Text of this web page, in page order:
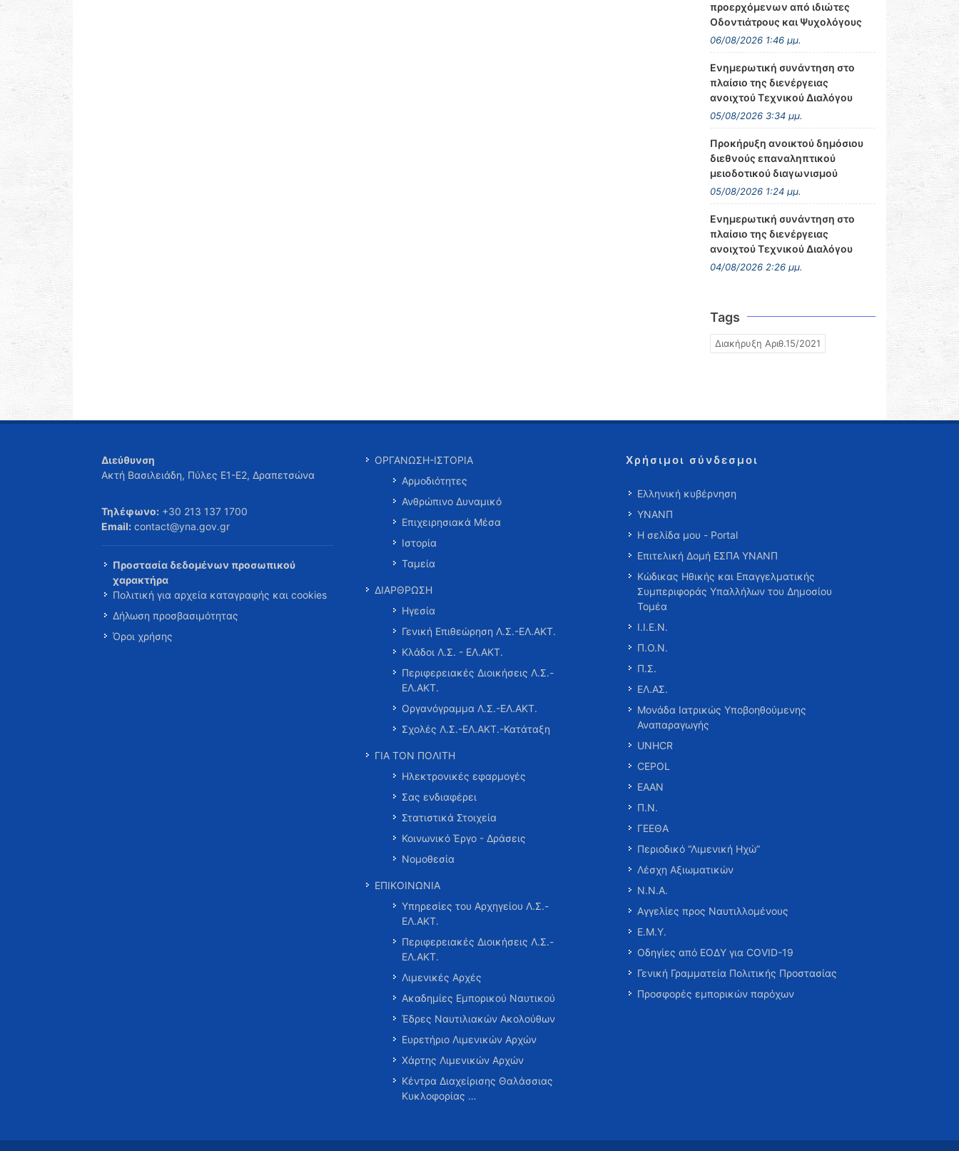
προερχόμενων από ιδιώτες
Οδοντιάτρους και Ψυχολόγους
06/08/2026 1:46 μμ.
Ενημερωτική συνάντηση στο
πλαίσιο της διενέργειας
ανοιχτού Τεχνικού Διαλόγου
05/08/2026 3:34 μμ.
Προκήρυξη ανοικτού δημόσιου
διεθνούς επαναληπτικού
μειοδοτικού διαγωνισμού
05/08/2026 1:24 μμ.
Ενημερωτική συνάντηση στο
πλαίσιο της διενέργειας
ανοιχτού Τεχνικού Διαλόγου
04/08/2026 2:26 μμ.
Tags
Διακήρυξη Αριθ.15/2021
Διεύθυνση
Ακτή Βασιλειάδη, Πύλες Ε1-Ε2, Δραπετσώνα
Τηλέφωνο: +30 213 137 1700
Email: contact@yna.gov.gr
Προστασία δεδομένων προσωπικού
χαρακτήρα
Πολιτική για αρχεία καταγραφής και cookies
Δήλωση προσβασιμότητας
Όροι χρήσης
ΟΡΓΑΝΩΣΗ-ΙΣΤΟΡΙΑ
Αρμοδιότητες
Ανθρώπινο Δυναμικό
Επιχειρησιακά Μέσα
Ιστορία
Ταμεία
ΔΙΑΡΘΡΩΣΗ
Ηγεσία
Γενική Επιθεώρηση Λ.Σ.-ΕΛ.ΑΚΤ.
Κλάδοι Λ.Σ. - ΕΛ.ΑΚΤ.
Περιφερειακές Διοικήσεις Λ.Σ.-
ΕΛ.ΑΚΤ.
Οργανόγραμμα Λ.Σ.-ΕΛ.ΑΚΤ.
Σχολές Λ.Σ.-ΕΛ.ΑΚΤ.-Κατάταξη
ΓΙΑ ΤΟΝ ΠΟΛΙΤΗ
Ηλεκτρονικές εφαρμογές
Σας ενδιαφέρει
Στατιστικά Στοιχεία
Κοινωνικό Έργο - Δράσεις
Νομοθεσία
ΕΠΙΚΟΙΝΩΝΙΑ
Υπηρεσίες του Αρχηγείου Λ.Σ.-
ΕΛ.ΑΚΤ.
Περιφερειακές Διοικήσεις Λ.Σ.-
ΕΛ.ΑΚΤ.
Λιμενικές Αρχές
Ακαδημίες Εμπορικού Ναυτικού
Έδρες Ναυτιλιακών Ακολούθων
Ευρετήριο Λιμενικών Αρχών
Χάρτης Λιμενικών Αρχών
Κέντρα Διαχείρισης Θαλάσσιας
Κυκλοφορίας …
Χρήσιμοι σύνδεσμοι
Ελληνική κυβέρνηση
ΥΝΑΝΠ
Η σελίδα μου - Portal
Επιτελική Δομή ΕΣΠΑ ΥΝΑΝΠ
Κώδικας Ηθικής και Επαγγελματικής
Συμπεριφοράς Υπαλλήλων του Δημοσίου
Τομέα
Ι.Ι.Ε.Ν.
Π.Ο.Ν.
Π.Σ.
ΕΛ.ΑΣ.
Μονάδα Ιατρικώς Υποβοηθούμενης
Αναπαραγωγής
UNHCR
CEPOL
ΕΑΑΝ
Π.Ν.
ΓΕΕΘΑ
Περιοδικό “Λιμενική Ηχώ”
Λέσχη Αξιωματικών
Ν.Ν.Α.
Αγγελίες προς Ναυτιλλομένους
Ε.Μ.Υ.
Οδηγίες από ΕΟΔΥ για COVID-19
Γενική Γραμματεία Πολιτικής Προστασίας
Προσφορές εμπορικών παρόχων